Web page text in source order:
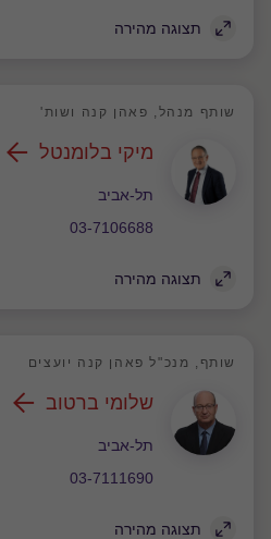
תצוגה מהירה
שותף מנהל, פאהן קנה ושות'
מיקי בלומנטל
תל-אביב
משרד
03-7106688
תצוגה מהירה
שותף, מנכ"ל פאהן קנה יועצים
שלומי ברטוב
תל-אביב
משרד
03-7111690
תצוגה מהירה